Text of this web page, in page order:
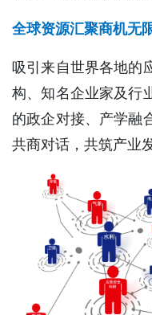
全球资源汇聚商机无
吸引来自世界各地的
构、知名企业家及行
的政企对接、产学融
共商对话，共筑产业